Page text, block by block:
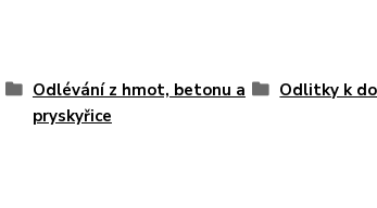
Odlévání z hmot, betonu a
pryskyřice
Odlitky k